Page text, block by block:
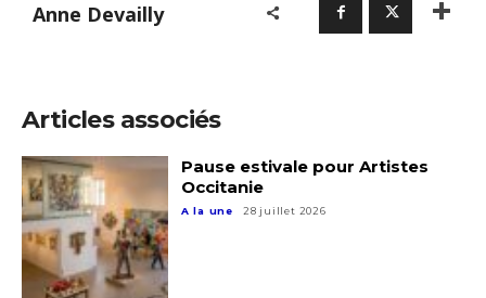
Anne Devailly
Articles associés
Pause estivale pour Artistes
Occitanie
A la une 28 juillet 2026